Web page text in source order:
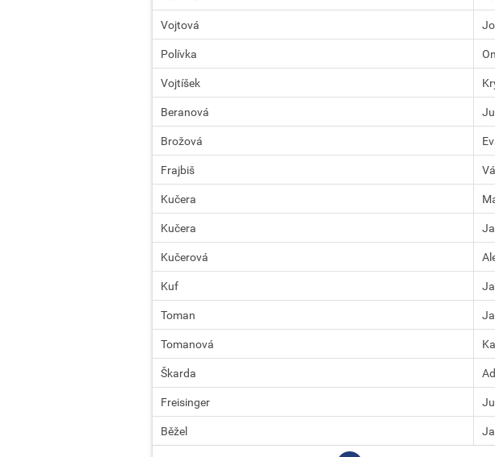
Vojtová
Polívka
Vojtíšek
Beranová
Brožová
Frajbiš
Kučera
Kučera
Kučerová
Kuf
Toman
Tomanová
Škarda
Freisinger
Běžel